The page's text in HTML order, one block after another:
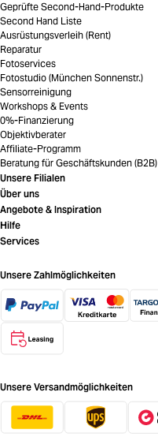
Geprüfte Second-Hand-Produkte
Second Hand Liste
Ausrüstungsverleih (Rent)
Reparatur
Fotoservices
Fotostudio (München Sonnenstr.)
Sensorreinigung
Workshops & Events
0%-Finanzierung
Objektivberater
Affiliate-Programm
Beratung für Geschäftskunden (B2B)
Unsere Filialen
Über uns
Angebote & Inspiration
Hilfe
Services
Unsere Zahlmöglichkeiten
Unsere Versandmöglichkeiten